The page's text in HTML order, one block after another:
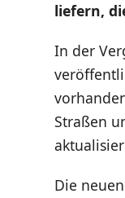
liefern,
In der
Straßen
Die